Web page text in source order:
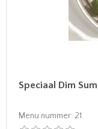
Speciaal Dim Sum
Menu nummer: 21